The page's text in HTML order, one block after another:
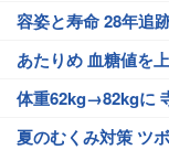
容姿と寿命 28年追
あたりめ 血糖値を
体重62kg→82kgに
夏のむくみ対策 ツ